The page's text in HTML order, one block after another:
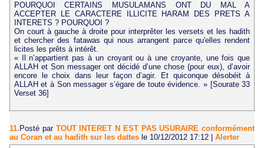
POURQUOI CERTAINS MUSULAMANS ONT DU MAL A
ACCEPTER LE CARACTERE ILLICITE HARAM DES PRETS A
INTERETS ? POURQUOI ?
On court à gauche à droite pour interprêter les versets et les hadith
et chercher des fatawas qui nous arrangent parce qu'elles rendent
licites les prêts à intérêt.
« Il n’appartient pas à un croyant ou à une croyante, une fois que
ALLAH et Son messager ont décidé d’une chose (pour eux), d’avoir
encore le choix dans leur façon d’agir. Et quiconque désobéit à
ALLAH et à Son messager s’égare de toute évidence. » [Sourate 33
Verset 36]
11. Posté par TOUT INTERET N EST PAS USURAIRE conformément
au Coran et au hadith sur les dattes le 10/12/2012 17:12
Alerter